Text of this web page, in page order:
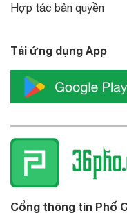
Hợp tác bản quyền
Tải ứng dụng App
Cổng thông tin Phố